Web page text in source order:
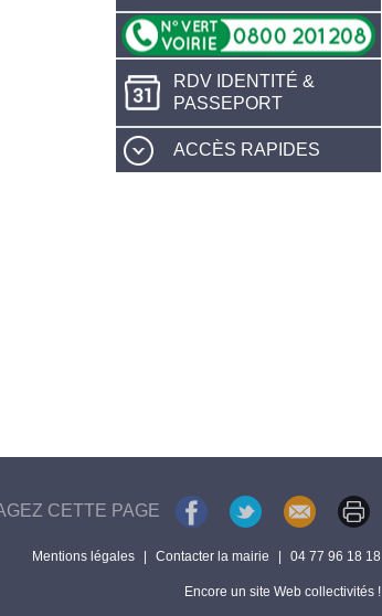
RDV IDENTITÉ &
PASSEPORT
ACCÈS RAPIDES
CETTE PAGE
Mentions légales Contacter la mairie 04 77 96 18 18
Encore un site Web collectivités !